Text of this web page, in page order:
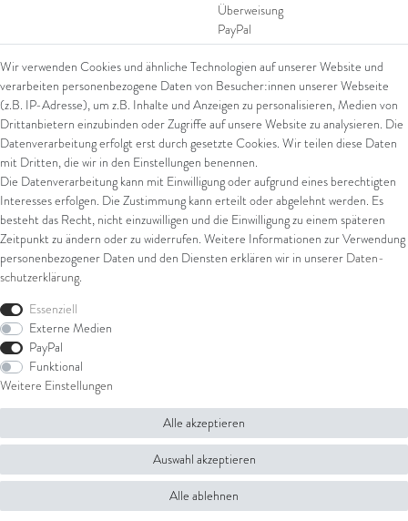
Überweisung
PayPal
SEPA Lastschrift
giropay
Kreditkarte
Versand
UPS
FedEx
© Copyright 2026 Juwelier Steiger | Alle Rechte vorbehalten.
Wir verwenden Cookies und ähnliche Technologien auf unserer Website und
verarbeiten personenbezogene Daten von Besucher:innen unserer Webseite
(z.B. IP-Adresse), um z.B. Inhalte und Anzeigen zu personalisieren, Medien von
Drittanbietern einzubinden oder Zugriffe auf unsere Website zu analysieren. Die
Datenverarbeitung erfolgt erst durch gesetzte Cookies. Wir teilen diese Daten
mit Dritten, die wir in den Einstellungen benennen.
Die Datenverarbeitung kann mit Einwilligung oder aufgrund eines berechtigten
Interesses erfolgen. Die Zustimmung kann erteilt oder abgelehnt werden. Es
besteht das Recht, nicht einzuwilligen und die Einwilligung zu einem späteren
Zeitpunkt zu ändern oder zu widerrufen. Weitere Informationen zur Verwendung
personenbezogener Daten und den Diensten erklären wir in unserer Daten­
schutz­erklärung.
Essenziell
Externe Medien
PayPal
Funktional
Weitere Einstellungen
Alle akzeptieren
Auswahl akzeptieren
Alle ablehnen